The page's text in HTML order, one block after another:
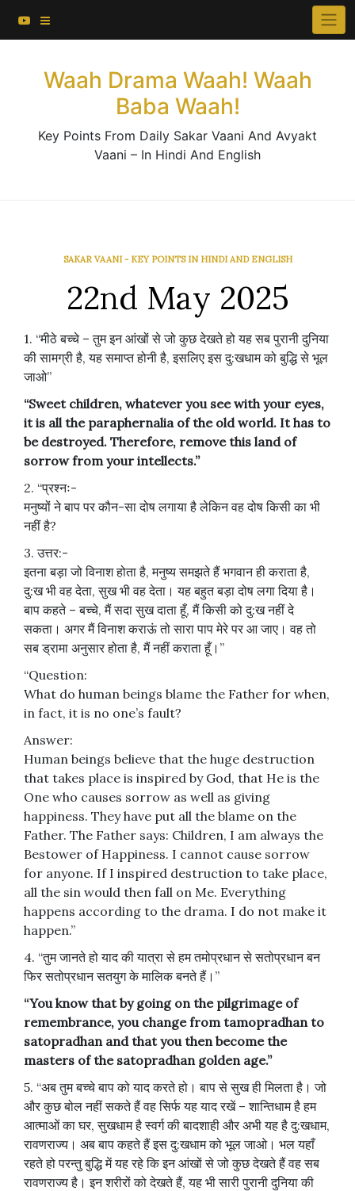
Waah Drama Waah! Waah
Baba Waah!
Key Points From Daily Sakar Vaani And Avyakt
Vaani – In Hindi And English
SAKAR VAANI - KEY POINTS IN HINDI AND ENGLISH
22nd May 2025
1. “मीठे बच्चे – तुम इन आंखों से जो कुछ देखते हो यह सब पुरानी दुनिया
की सामग्री है, यह समाप्त होनी है, इसलिए इस दु:खधाम को बुद्धि से भूल
जाओ”
“Sweet children, whatever you see with your eyes,
it is all the paraphernalia of the old world. It has to
be destroyed. Therefore, remove this land of
sorrow from your intellects.”
2. “प्रश्नः-
मनुष्यों ने बाप पर कौन-सा दोष लगाया है लेकिन वह दोष किसी का भी
नहीं है?
3. उत्तर:-
इतना बड़ा जो विनाश होता है, मनुष्य समझते हैं भगवान ही कराता है,
दु:ख भी वह देता, सुख भी वह देता। यह बहुत बड़ा दोष लगा दिया है।
बाप कहते – बच्चे, मैं सदा सुख दाता हूँ, मैं किसी को दु:ख नहीं दे
सकता। अगर मैं विनाश कराऊं तो सारा पाप मेरे पर आ जाए। वह तो
सब ड्रामा अनुसार होता है, मैं नहीं कराता हूँ।”
“Question:
What do human beings blame the Father for when,
in fact, it is no one’s fault?
Answer:
Human beings believe that the huge destruction
that takes place is inspired by God, that He is the
One who causes sorrow as well as giving
happiness. They have put all the blame on the
Father. The Father says: Children, I am always the
Bestower of Happiness. I cannot cause sorrow
for anyone. If I inspired destruction to take place,
all the sin would then fall on Me. Everything
happens according to the drama. I do not make it
happen.”
4. “तुम जानते हो याद की यात्रा से हम तमोप्रधान से सतोप्रधान बन
फिर सतोप्रधान सतयुग के मालिक बनते हैं।”
“You know that by going on the pilgrimage of
remembrance, you change from tamopradhan to
satopradhan and that you then become the
masters of the satopradhan golden age.”
5. “अब तुम बच्चे बाप को याद करते हो। बाप से सुख ही मिलता है। जो
और कुछ बोल नहीं सकते हैं वह सिर्फ यह याद रखें – शान्तिधाम है हम
आत्माओं का घर, सुखधाम है स्वर्ग की बादशाही और अभी यह है दु:खधाम,
रावणराज्य। अब बाप कहते हैं इस दु:खधाम को भूल जाओ। भल यहाँ
रहते हो परन्तु बुद्धि में यह रहे कि इन आंखों से जो कुछ देखते हैं वह सब
रावणराज्य है। इन शरीरों को देखते हैं, यह भी सारी पुरानी दुनिया की
×